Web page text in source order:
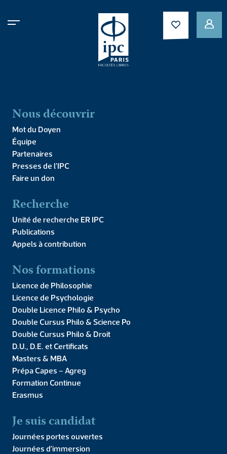
Nous découvrir
Mot du Doyen
Équipe
Partenaires
Presses de l’IPC
Faire un don
Recherche
Unité de recherche ER IPC
Publications
Appels à contribution
Nos formations
Licence de Philosophie
Licence de Psychologie
Double Licence Philo & Psycho
Double Cursus Philo & Science Po
Double Cursus Philo & Droit
D.U., D.E. et Certificats
Masters & MBA
Prépa Capes – Agreg
Formation Continue
Erasmus
Je suis candidat
Journées portes ouvertes
Journées d’immersion
Philosophie de la
Cours public
Le 8 janvier 2024 de 18h30 à 20h00
Le 15 janvier 2024 de 18h30 à 20h00